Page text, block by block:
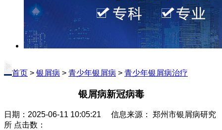
首页 > 银屑病 > 青少年银屑病 > 青少年银屑病治疗
银屑病新冠病毒
日期：2025-06-11 10:05:21 信息来源： 郑州市银屑病研究
所 点击数：